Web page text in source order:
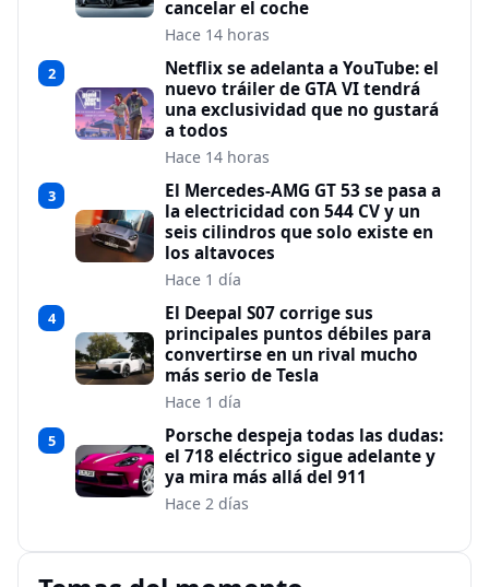
cancelar el coche
Hace 14 horas
2
Netflix se adelanta a YouTube: el
nuevo tráiler de GTA VI tendrá
una exclusividad que no gustará
a todos
Hace 14 horas
3
El Mercedes-AMG GT 53 se pasa a
la electricidad con 544 CV y un
seis cilindros que solo existe en
los altavoces
Hace 1 día
4
El Deepal S07 corrige sus
principales puntos débiles para
convertirse en un rival mucho
más serio de Tesla
Hace 1 día
5
Porsche despeja todas las dudas:
el 718 eléctrico sigue adelante y
ya mira más allá del 911
Hace 2 días